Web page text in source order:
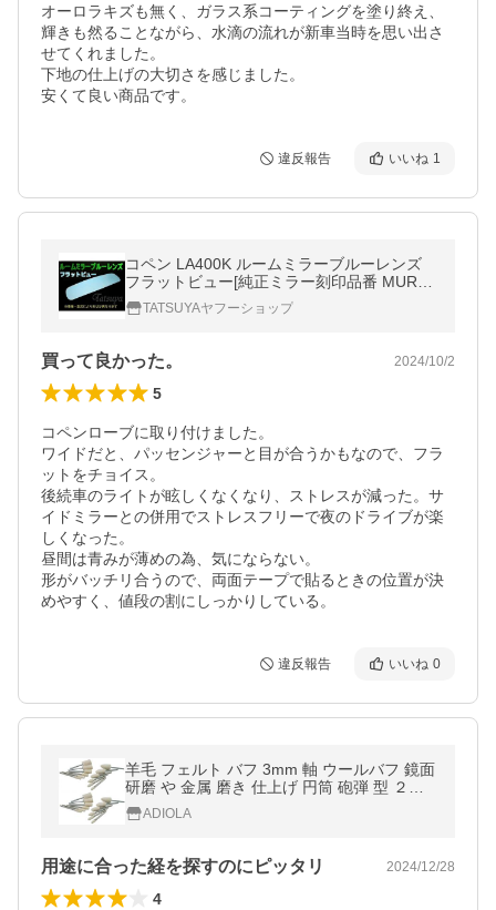
オーロラキズも無く、ガラス系コーティングを塗り終え、
輝きも然ることながら、水滴の流れが新車当時を思い出さ
せてくれました。
下地の仕上げの大切さを感じました。
安くて良い商品です。
違反報告 いいね 1
コペン LA400K ルームミラーブルーレンズ
フラットビュー[純正ミラー刻印品番 MURAK
AMI 7225]
TATSUYAヤフーショップ
買って良かった。 2024/10/2
5
コペンローブに取り付けました。
ワイドだと、パッセンジャーと目が合うかもなので、フラ
ットをチョイス。
後続車のライトが眩しくなくなり、ストレスが減った。サ
イドミラーとの併用でストレスフリーで夜のドライブが楽
しくなった。
昼間は青みが薄めの為、気にならない。
形がバッチリ合うので、両面テープで貼るときの位置が決
めやすく、値段の割にしっかりしている。
違反報告 いいね 0
羊毛 フェルト バフ 3mm 軸 ウールバフ 鏡面
研磨 や 金属 磨き 仕上げ 円筒 砲弾 型 ２４
本 セット
ADIOLA
用途に合った経を探すのにピッタリ 2024/12/28
4